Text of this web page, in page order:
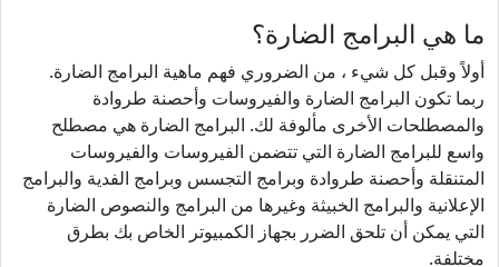
ما هي البرامج الضارة؟
أولاً وقبل كل شيء ، من الضروري فهم ماهية البرامج الضارة.
ربما تكون البرامج الضارة والفيروسات وأحصنة طروادة
والمصطلحات الأخرى مألوفة لك. البرامج الضارة هي مصطلح
واسع للبرامج الضارة التي تتضمن الفيروسات والفيروسات
المتنقلة وأحصنة طروادة وبرامج التجسس وبرامج الفدية والبرامج
الإعلانية والبرامج الخبيثة وغيرها من البرامج والنصوص الضارة
التي يمكن أن تلحق الضرر بجهاز الكمبيوتر الخاص بك بطرق
مختلفة.